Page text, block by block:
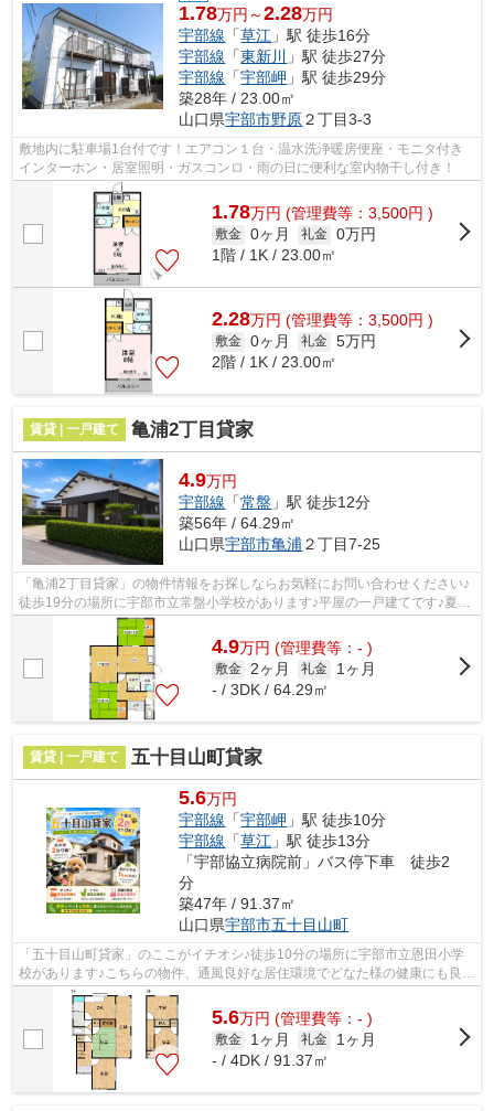
1.78万円～2.28万円
宇部線 「草江 」駅 徒歩16分
宇部線 「東新川
」駅 徒歩27分
宇部線 「宇部岬 」駅 徒歩29分
築28年 / 23.00㎡
山口県宇部市野原２丁目3-3
敷地内に駐車場1台付です！エアコン１台・温水洗浄暖房便座・モニタ付き
インターホン・居室照明・ガスコンロ・雨の日に便利な室内物干し付き！
1.78万円 (管理費等：3,500円 )
敷金 0ヶ月 礼金 0万円
1階 / 1K / 23.00㎡
2.28万円 (管理費等：3,500円 )
敷金 0ヶ月 礼金 5万円
2階 / 1K / 23.00㎡
賃貸 | 一戸建て 亀浦2丁目貸家
4.9万円
宇部線 「常盤 」駅 徒歩12分
築56年 / 64.29㎡
山口県宇部市亀浦 ２丁目7-25
「亀浦2丁目貸家」の物件情報をお探しならお気軽にお問い合わせください♪
徒歩19分の場所に宇部市立常盤小学校があります♪平屋の一戸建てです♪夏場
の電気代も安く抑えられる通風良好で...
4.9万円 (管理費等：- )
敷金 2ヶ月 礼金
1ヶ月
- / 3DK / 64.29㎡
賃貸 | 一戸建て 五十目山町貸家
5.6万円
宇部線 「宇部岬 」駅 徒歩10分
宇部線 「草江 」駅 徒歩13分
「宇部協立病院前」バス停下車 徒歩2
分
築47年 / 91.37㎡
山口県宇部市五十目山町
「五十目山町貸家」のここがイチオシ♪徒歩10分の場所に宇部市立恩田小学
校があります♪こちらの物件、通風良好な居住環境でどなた様の健康にも良い
おすすめの物件です♪多くの方にご好評...
5.6万円 (管理費等：- )
敷金 1ヶ月 礼金
1ヶ月
- / 4DK / 91.37㎡